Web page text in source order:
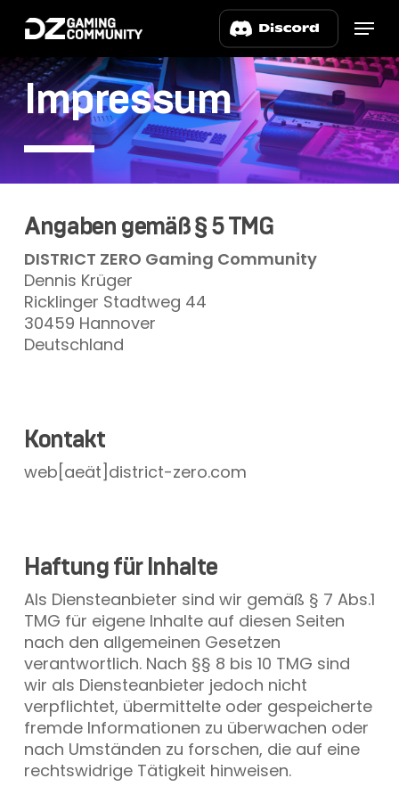
main
content
Menu
Impressum
Angaben gemäß § 5 TMG
DISTRICT ZERO Gaming Community
Dennis Krüger
Ricklinger Stadtweg 44
30459 Hannover
Deutschland
Kontakt
web[aeät]district-zero.com
Haftung für Inhalte
Als Diensteanbieter sind wir gemäß § 7 Abs.1
TMG für eigene Inhalte auf diesen Seiten
nach den allgemeinen Gesetzen
verantwortlich. Nach §§ 8 bis 10 TMG sind
wir als Diensteanbieter jedoch nicht
verpflichtet, übermittelte oder gespeicherte
fremde Informationen zu überwachen oder
nach Umständen zu forschen, die auf eine
rechtswidrige Tätigkeit hinweisen.